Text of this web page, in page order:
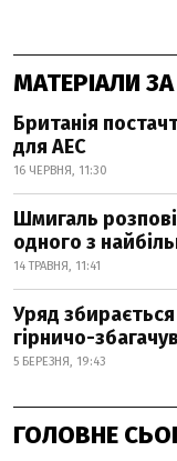
МАТЕРІАЛИ
Британія
для АЕС
16 ЧЕРВНЯ, 11:30
Шмигаль
одного з
14 ТРАВНЯ, 11:41
Уряд
гірничо-
5 БЕРЕЗНЯ, 19:43
ГОЛОВНЕ